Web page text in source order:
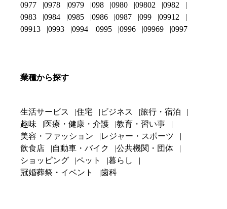
0977
0978 0979 098 0980 09802
0982
0983
0984 0985 0986 0987 099
09912
09913
0993 0994 0995 0996 09969 0997
業種から探す
生活サービス 住宅 ビジネス
旅行・宿泊
趣味
医療・健康・介護
教育・習い事
美容・ファッション
レジャー・スポーツ
飲食店
自動車・バイク
公共機関・団体
ショッピング
ペット
暮らし
冠婚葬祭・イベント
歯科